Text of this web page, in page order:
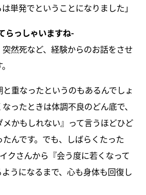
単発でということになりました」
らっしゃいますね-
突然死など、経験からのお話をさせ
重なったというのもあるんでしょ
ったときは体調不良のどん底で、
メかもしれない』って言うほどひど
んです。でも、しばらくたった
クさんから『会う度に若くなって
うになるまで、心も身体も回復し